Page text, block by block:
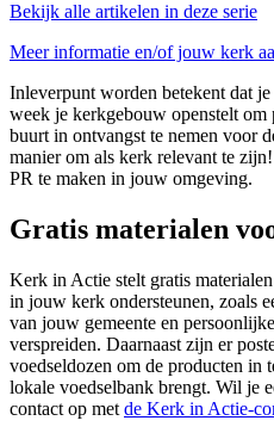
Bekijk alle artikelen in deze serie
Meer informatie en/of jouw kerk
Inleverpunt worden betekent dat
week je kerkgebouw openstelt om
buurt in ontvangst te nemen voor
manier om als kerk relevant te
PR te maken in jouw omgeving.
Gratis materialen
Kerk in Actie stelt gratis
in jouw kerk ondersteunen, zoals
van jouw gemeente en
verspreiden. Daarnaast zijn er
voedseldozen om de producten in
lokale voedselbank brengt. Wil je
contact op met de Kerk in Actie-